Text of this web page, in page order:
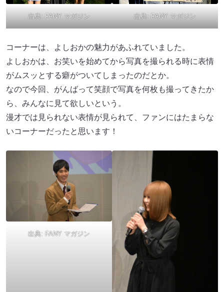
出典: FANY マガジン 出典: FANY マガジン
コーナーは、よしおかの魅力があふれていました。
よしおかは、お笑いを始めてから写真を撮られる時に表情
がムスッとする癖がついてしまったのだとか。
なので今回、がんばって笑顔で写真を何枚も撮ってきたか
ら、みんなに見て欲しいという。
漫才では見られない表情が見られて、ファンにはたまらな
いコーナーだったと思います！
出典: FANY マガジン